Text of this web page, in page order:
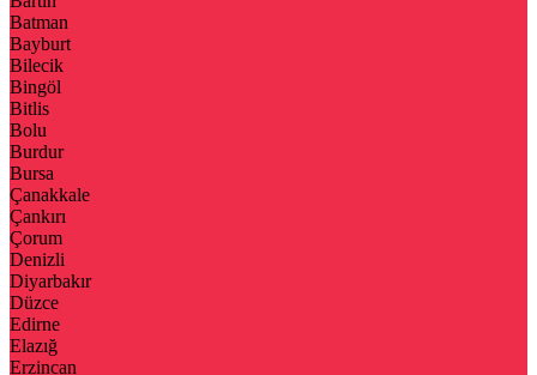
Batman
Bayburt
Bilecik
Bingöl
Bitlis
Bolu
Burdur
Bursa
Çanakkale
Çankırı
Çorum
Denizli
Diyarbakır
Düzce
Edirne
Elazığ
Erzincan